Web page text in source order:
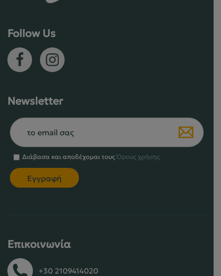
Follow Us
Newsletter
Διάβασα και αποδέχομαι τουςΌρους χρήσης
Επικοινωνία
+30 2109414020